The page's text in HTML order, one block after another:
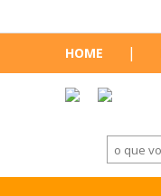
HOME |